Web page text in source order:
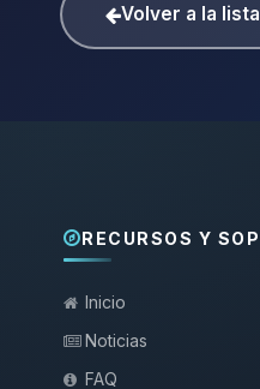
Volver a la
RECURSOS Y
Inicio
Noticias
FAQ